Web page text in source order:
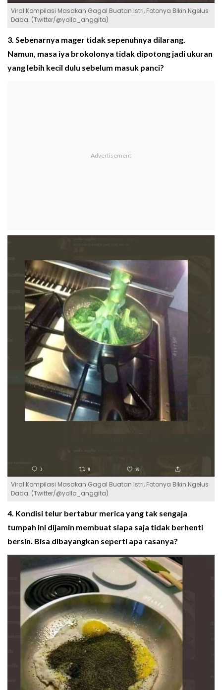
Viral Kompilasi Masakan Gagal Buatan Istri, Fotonya Bikin Ngelus
Dada. (Twitter/@yolla_anggita)
3. Sebenarnya mager tidak sepenuhnya dilarang.
Namun, masa iya brokolonya tidak dipotong jadi ukuran
yang lebih kecil dulu sebelum masuk panci?
Viral Kompilasi Masakan Gagal Buatan Istri, Fotonya Bikin Ngelus
Dada. (Twitter/@yolla_anggita)
4. Kondisi telur bertabur merica yang tak sengaja
tumpah ini dijamin membuat siapa saja tidak berhenti
bersin. Bisa dibayangkan seperti apa rasanya?